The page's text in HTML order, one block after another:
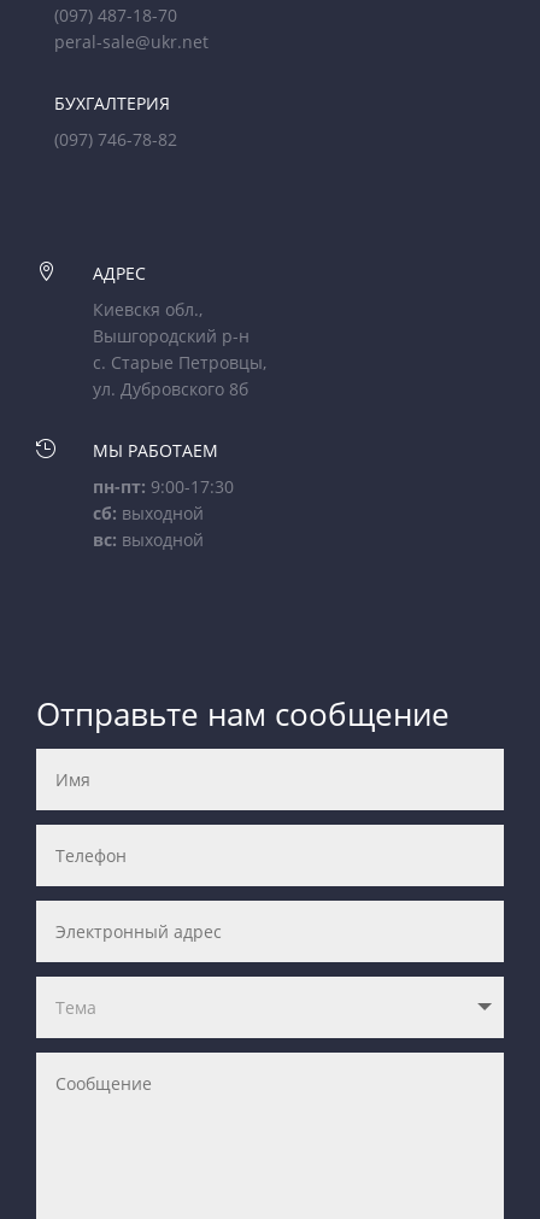
(097) 487-18-70
peral-sale@ukr.net
БУХГАЛТЕРИЯ
(097) 746-78-82

АДРЕС
Киевскя обл.,
Вышгородский р-н
с. Старые Петровцы,
ул. Дубровского 8б

МЫ РАБОТАЕМ
пн-пт: 9:00-17:30
сб: выходной
вс: выходной
Отправьте нам сообщение